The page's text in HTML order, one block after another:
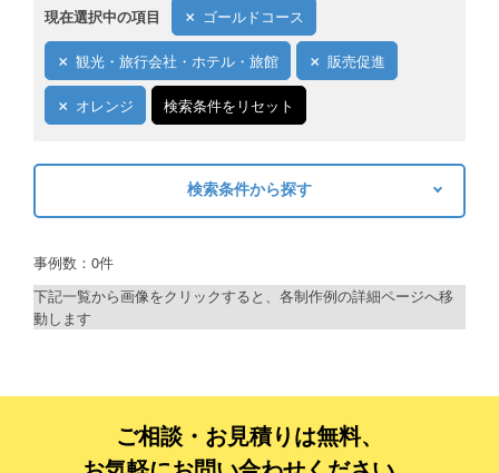
現在選択中の項目 ゴールドコース
観光・旅行会社・ホテル・旅館 販売促進
オレンジ 検索条件をリセット
検索条件から探す
制作プランで探す
ベーシックコース
シルバーコース
事例数：0件
下記一覧から画像をクリックすると、各制作例の詳細ページへ移
動します
ご相談・お見積りは無料、